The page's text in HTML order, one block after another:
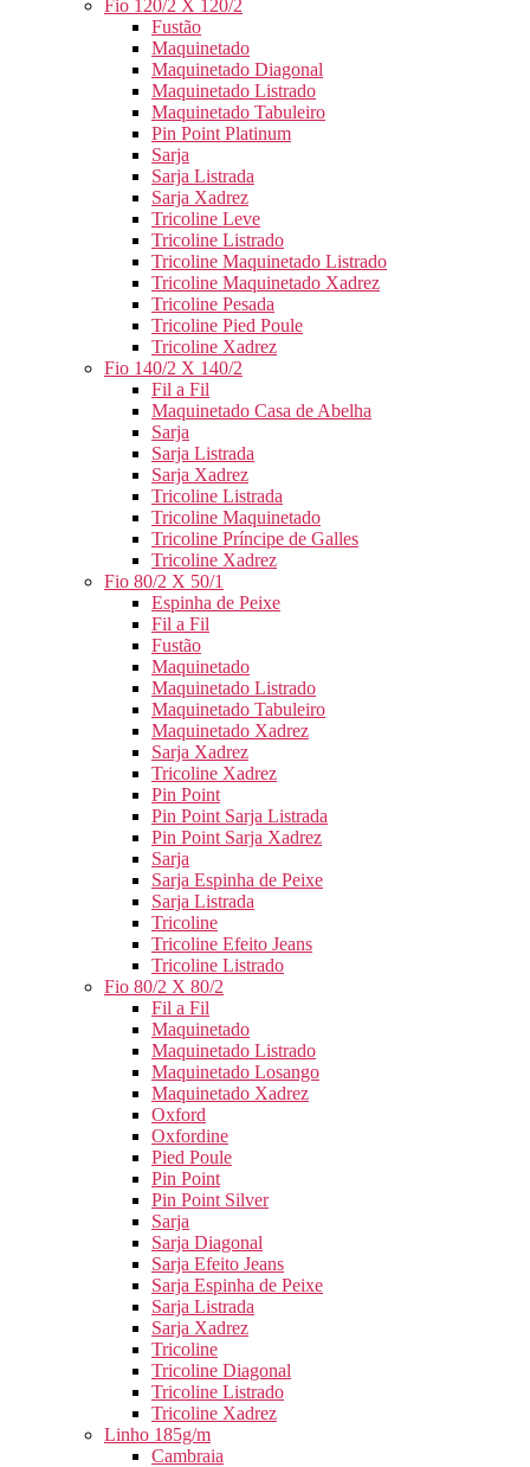
Fio 120/2 X 120/2
Fustão
Maquinetado
Maquinetado Diagonal
Maquinetado Listrado
Maquinetado Tabuleiro
Pin Point Platinum
Sarja
Sarja Listrada
Sarja Xadrez
Tricoline Leve
Tricoline Listrado
Tricoline Maquinetado Listrado
Tricoline Maquinetado Xadrez
Tricoline Pesada
Tricoline Pied Poule
Tricoline Xadrez
Fio 140/2 X 140/2
Fil a Fil
Maquinetado Casa de Abelha
Sarja
Sarja Listrada
Sarja Xadrez
Tricoline Listrada
Tricoline Maquinetado
Tricoline Príncipe de Galles
Tricoline Xadrez
Fio 80/2 X 50/1
Espinha de Peixe
Fil a Fil
Fustão
Maquinetado
Maquinetado Listrado
Maquinetado Tabuleiro
Maquinetado Xadrez
Sarja Xadrez
Tricoline Xadrez
Pin Point
Pin Point Sarja Listrada
Pin Point Sarja Xadrez
Sarja
Sarja Espinha de Peixe
Sarja Listrada
Tricoline
Tricoline Efeito Jeans
Tricoline Listrado
Fio 80/2 X 80/2
Fil a Fil
Maquinetado
Maquinetado Listrado
Maquinetado Losango
Maquinetado Xadrez
Oxford
Oxfordine
Pied Poule
Pin Point
Pin Point Silver
Sarja
Sarja Diagonal
Sarja Efeito Jeans
Sarja Espinha de Peixe
Sarja Listrada
Sarja Xadrez
Tricoline
Tricoline Diagonal
Tricoline Listrado
Tricoline Xadrez
Linho 185g/m
Cambraia